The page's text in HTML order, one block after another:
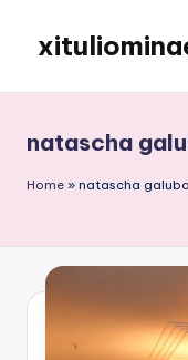
content
natascha
Home » natascha galuba